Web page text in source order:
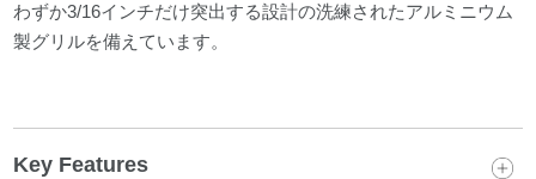
わずか3/16インチだけ突出する設計の洗練されたアルミニウム
製グリルを備えています。
Key Features